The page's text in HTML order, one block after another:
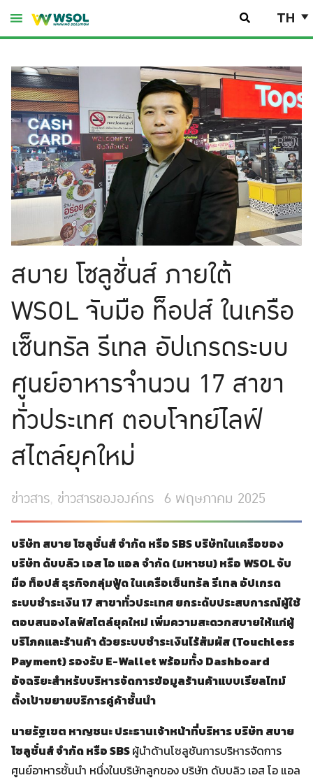
Skip
to
TH
สบาย โซลูชั่นส์ ภายใต้
WSOL จับมือ ท็อปส์ ในเครือ
เซ็นทรัล รีเทล อัปเกรดระบบ
ศูนย์อาหารจำนวน 17 สาขา
ทั่วประเทศ ตอบโจทย์ไลฟ์
สไตล์ยุคใหม่
ข่าวสาร, ข่าวสารขององค์กร 6 พฤษภาคม 2025
บริษัท สบาย โซลูชั่นส์ จำกัด หรือ SBS บริษัทในเครือของ
บริษัท ดับบลิว เอส โอ แอล จำกัด (มหาชน) หรือ WSOL จับ
มือ ท็อปส์ ธุรกิจกลุ่มฟู้ด ในเครือเซ็นทรัล รีเทล อัปเกรด
ระบบชำระเงิน 17 สาขาทั่วประเทศ ยกระดับประสบการณ์ผู้ใช้
ตอบสนองไลฟ์สไตล์ยุคใหม่ เพิ่มความสะดวกสบายให้แก่ผู้
บริโภคและร้านค้า ด้วยระบบชำระเงินไร้สัมผัส (Touchless
Payment) รองรับ E-Wallet พร้อมทั้ง Dashboard
อัจฉริยะสำหรับบริหารจัดการข้อมูลร้านค้าแบบเรียลไทม์
ตั้งเป้าขยายบริการคู่ค้าชั้นนำ
นายรัฐเขต หาญชนะ ประธานเจ้าหน้าที่บริหาร บริษัท สบาย
โซลูชั่นส์ จำกัด หรือ SBSผู้นำด้านโซลูชันการบริหารจัดการ
ศูนย์อาหารชั้นนำ หนึ่งในบริษัทลูกของ บริษัท ดับบลิว เอส โอ แอล